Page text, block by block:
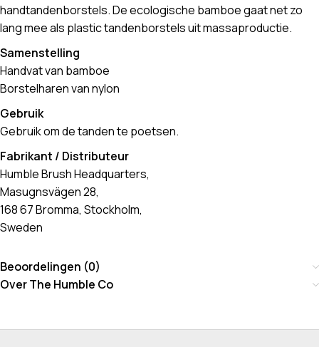
handtandenborstels. De ecologische bamboe gaat net zo
lang mee als plastic tandenborstels uit massaproductie.
Samenstelling
Handvat van bamboe
Borstelharen van nylon
Gebruik
Gebruik om de tanden te poetsen.
Fabrikant / Distributeur
Humble Brush Headquarters,
Masugnsvägen 28,
168 67 Bromma, Stockholm,
Sweden
Beoordelingen (0)
Over The Humble Co